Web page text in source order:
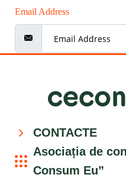
Email Address
CONTACTE
Asociația de
Consum Eu”